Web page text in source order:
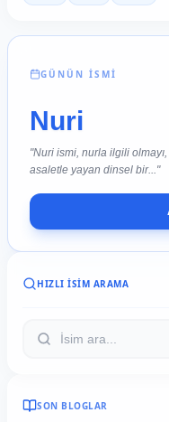
GÜNÜN İSMİ
Nuri
"Nuri ismi, nurla ilgili olmayı,
asaletle yayan dinsel bir..."
HIZLI İSIM ARAMA
SON BLOGLAR